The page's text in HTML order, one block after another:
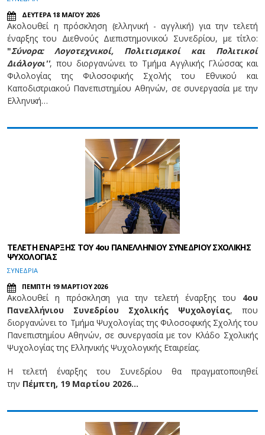
ΔΕΥΤΕΡΑ 18 ΜΑΪΟΥ 2026
Ακολουθεί η πρόσκληση (ελληνική - αγγλική) για την τελετή
έναρξης του Διεθνούς Διεπιστημονικού Συνεδρίου, με τίτλο:
"Σύνορα: Λογοτεχνικοί, Πολιτισμικοί και Πολιτικοί
Διάλογοι'', που διοργανώνει το Τμήμα Αγγλικής Γλώσσας και
Φιλολογίας της Φιλοσοφικής Σχολής του Εθνικού και
Καποδιστριακού Πανεπιστημίου Αθηνών, σε συνεργασία με την
Ελληνική…
ΤΕΛΕΤΗ ΕΝΑΡΞΗΣ ΤΟΥ 4ου ΠΑΝΕΛΛΗΝΙΟΥ ΣΥΝΕΔΡΙΟΥ ΣΧΟΛΙΚΗΣ
ΨΥΧΟΛΟΓΙΑΣ
ΣΥΝΕΔΡΙΑ
ΠΕΜΠΤΗ 19 ΜΑΡΤΙΟΥ 2026
Ακολουθεί η πρόσκληση για την τελετή έναρξης του 4ου
Πανελλήνιου Συνεδρίου Σχολικής Ψυχολογίας, που
διοργανώνει το Τμήμα Ψυχολογίας της Φιλοσοφικής Σχολής του
Πανεπιστημίου Αθηνών, σε συνεργασία με τον Κλάδο Σχολικής
Ψυχολογίας της Ελληνικής Ψυχολογικής Εταιρείας.
Η τελετή έναρξης του Συνεδρίου θα πραγματοποιηθεί
την Πέμπτη, 19 Μαρτίου 2026…